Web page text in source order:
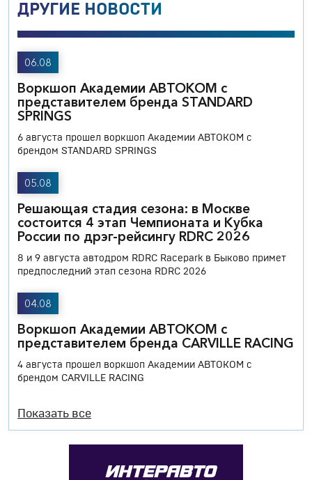
ДРУГИЕ НОВОСТИ
06.08
Воркшоп Академии АВТОКОМ с
представителем бренда STANDARD
SPRINGS
6 августа прошел воркшоп Академии АВТОКОМ с
брендом STANDARD SPRINGS
05.08
Решающая стадия сезона: в Москве
состоится 4 этап Чемпионата и Кубка
России по дрэг-рейсингу RDRC 2026
8 и 9 августа автодром RDRC Racepark в Быково примет
предпоследний этап сезона RDRC 2026
04.08
Воркшоп Академии АВТОКОМ с
представителем бренда CARVILLE RACING
4 августа прошел воркшоп Академии АВТОКОМ с
брендом CARVILLE RACING
Показать все